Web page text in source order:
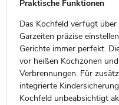
Praktische Funktionen
Das Kochfeld verfügt
Garzeiten präzise
Gerichte immer perfekt.
vor heißen Kochzonen
Verbrennungen. Für
integrierte
Kochfeld unbeabsichtigt